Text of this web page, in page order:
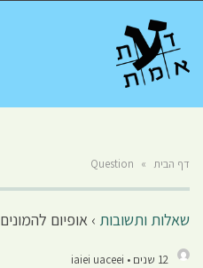
דף הבית »
Question
שאלות ותשובות › אופיום להמונים
12 שנים • iaiei uaceei